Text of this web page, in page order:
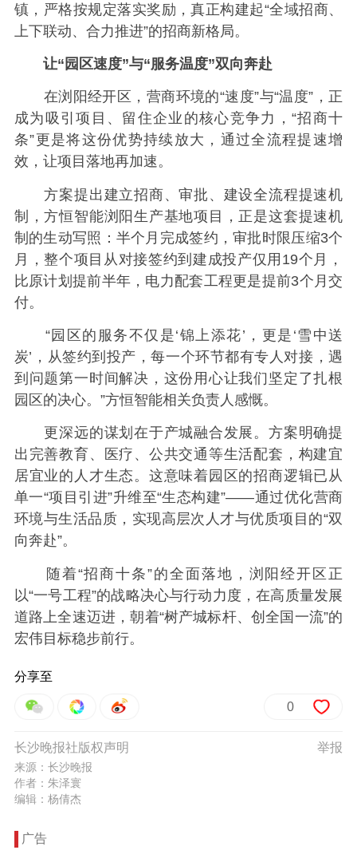
镇，严格按规定落实奖励，真正构建起“全域招商、
上下联动、合力推进”的招商新格局。
让“园区速度”与“服务温度”双向奔赴
在浏阳经开区，营商环境的“速度”与“温度”，正
成为吸引项目、留住企业的核心竞争力，“招商十
条”更是将这份优势持续放大，通过全流程提速增
效，让项目落地再加速。
方案提出建立招商、审批、建设全流程提速机
制，方恒智能浏阳生产基地项目，正是这套提速机
制的生动写照：半个月完成签约，审批时限压缩3个
月，整个项目从对接签约到建成投产仅用19个月，
比原计划提前半年，电力配套工程更是提前3个月交
付。
“园区的服务不仅是‘锦上添花’，更是‘雪中送
炭’，从签约到投产，每一个环节都有专人对接，遇
到问题第一时间解决，这份用心让我们坚定了扎根
园区的决心。”方恒智能相关负责人感慨。
更深远的谋划在于产城融合发展。方案明确提
出完善教育、医疗、公共交通等生活配套，构建宜
居宜业的人才生态。这意味着园区的招商逻辑已从
单一“项目引进”升维至“生态构建”——通过优化营商
环境与生活品质，实现高层次人才与优质项目的“双
向奔赴”。
随着“招商十条”的全面落地，浏阳经开区正
以“一号工程”的战略决心与行动力度，在高质量发展
道路上全速迈进，朝着“树产城标杆、创全国一流”的
宏伟目标稳步前行。
分享至
0
举报
长沙晚报社版权声明
来源：长沙晚报
作者：朱泽寰
编辑：杨倩杰
广告